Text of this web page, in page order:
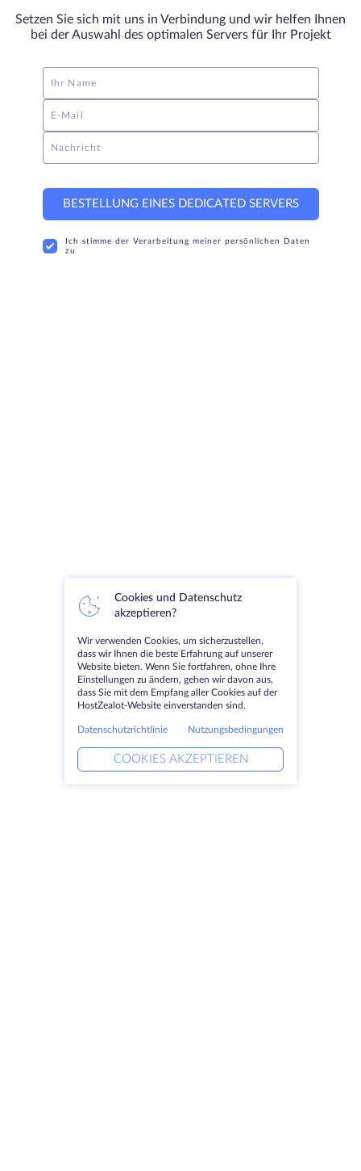
Setzen Sie sich mit uns in Verbindung und wir helfen Ihnen
bei der Auswahl des optimalen Servers für Ihr Projekt
Ihr Name
E-Mail
Nachricht
BESTELLUNG EINES DEDICATED SERVERS
Ich stimme der Verarbeitung meiner persönlichen Daten
zu
Cookies und Datenschutz
akzeptieren?
Wir verwenden Cookies, um sicherzustellen,
dass wir Ihnen die beste Erfahrung auf unserer
Website bieten. Wenn Sie fortfahren, ohne Ihre
Einstellungen zu ändern, gehen wir davon aus,
dass Sie mit dem Empfang aller Cookies auf der
HostZealot-Website einverstanden sind.
Datenschutzrichtlinie Nutzungsbedingungen
COOKIES AKZEPTIEREN